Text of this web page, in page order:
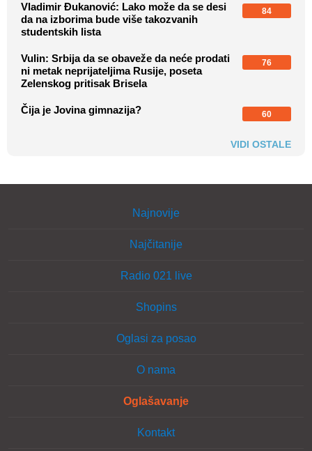
Vladimir Đukanović: Lako može da se desi
da na izborima bude više takozvanih
studentskih lista
84
Vulin: Srbija da se obaveže da neće prodati
ni metak neprijateljima Rusije, poseta
Zelenskog pritisak Brisela
76
Čija je Jovina gimnazija? 60
VIDI OSTALE
Najnovije
Najčitanije
Radio 021 live
Shopins
Oglasi za posao
O nama
Oglašavanje
Kontakt